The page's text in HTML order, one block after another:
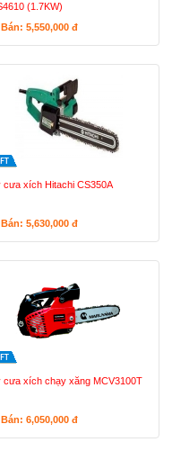
(1.7KW)
5,550,000 đ
cưa xích Hitachi CS350A
5,630,000 đ
cưa xích chạy xăng MCV3100T
6,050,000 đ